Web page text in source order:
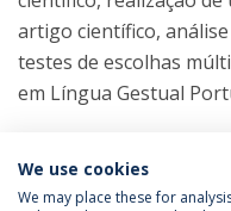
artigo científico,
testes de escolhas
em Língua Gestual
We use cookies
We may place these for